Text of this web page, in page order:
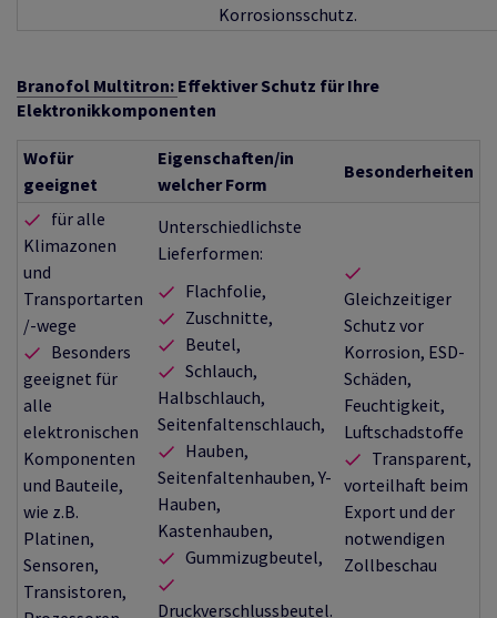
Korrosionsschutz.
Branofol Multitron: Effektiver Schutz für Ihre
Elektronikkomponenten
Wofür
geeignet
Eigenschaften/in
welcher Form
Besonderheiten
für alle
Klimazonen
und
Transportarten
/-wege
Besonders
geeignet für
alle
elektronischen
Komponenten
und Bauteile,
wie z.B.
Platinen,
Sensoren,
Transistoren,
Unterschiedlichste
Lieferformen:
Flachfolie,
Zuschnitte,
Beutel,
Schlauch,
Halbschlauch,
Seitenfaltenschlauch,
Hauben,
Seitenfaltenhauben, Y-
Hauben,
Kastenhauben,
Gummizugbeutel,
Druckverschlussbeutel.
Gleichzeitiger
Schutz vor
Korrosion, ESD-
Schäden,
Feuchtigkeit,
Luftschadstoffe
Transparent,
vorteilhaft beim
Export und der
notwendigen
Zollbeschau